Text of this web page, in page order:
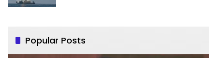
Popular Posts